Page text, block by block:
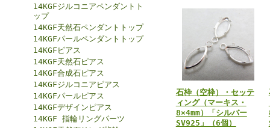
14KGFジルコニアペンダントト
ップ
14KGF天然石ペンダントトップ
14KGFパールペンダントトップ
14KGFピアス
14KGF天然石ピアス
14KGF合成石ピアス
14KGFジルコニアピアス
14KGFパールピアス
14KGFデザインピアス
14KGF 指輪リングパーツ
石枠（空枠）・セッテ
ィング（マーキス・
8×4mm）「シルバー
SV925」（6個）